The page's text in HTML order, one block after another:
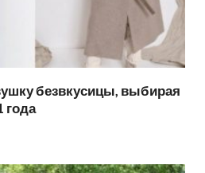
безвкусицы, выбирая
года